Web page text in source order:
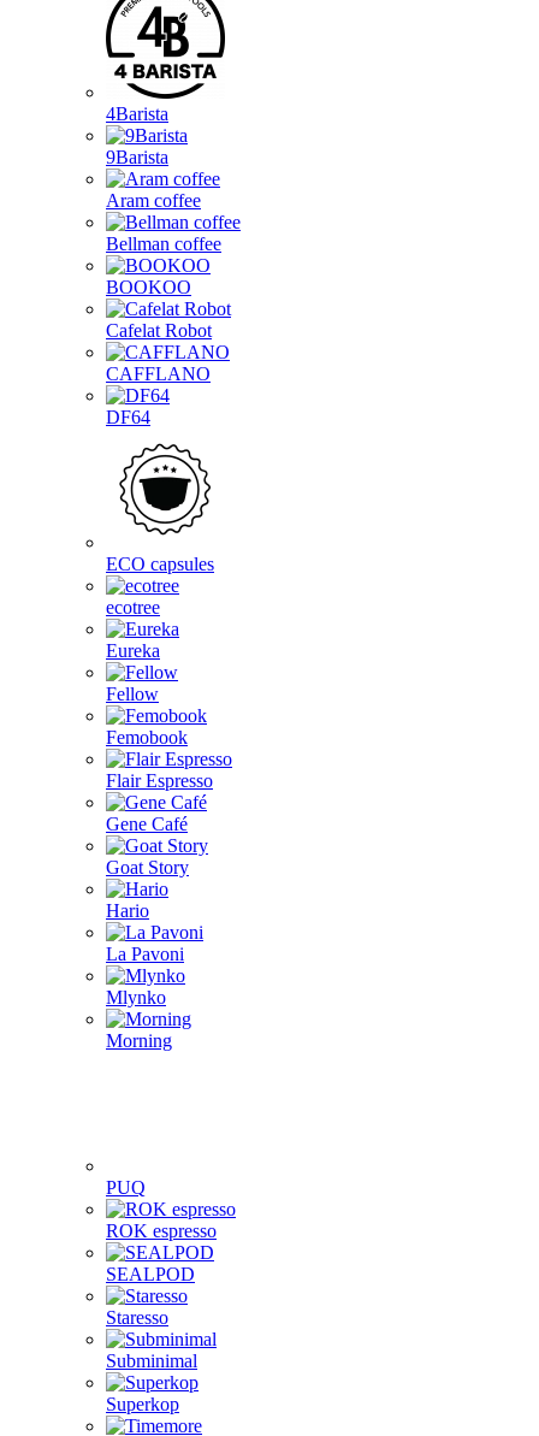
4Barista
9Barista
Aram coffee
Bellman coffee
BOOKOO
Cafelat Robot
CAFFLANO
DF64
ECO capsules
ecotree
Eureka
Fellow
Femobook
Flair Espresso
Gene Café
Goat Story
Hario
La Pavoni
Mlynko
Morning
PUQ
ROK espresso
SEALPOD
Staresso
Subminimal
Superkop